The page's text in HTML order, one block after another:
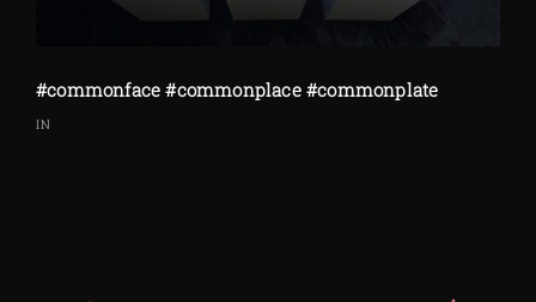
#commonface #commonplace #commonplate
IN